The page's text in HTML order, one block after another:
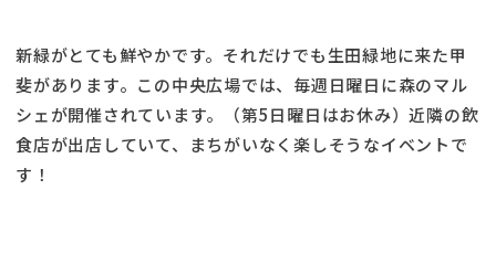
新緑がとても鮮やかです。それだけでも生田緑地に来た甲
斐があります。この中央広場では、毎週日曜日に森のマル
シェが開催されています。（第5日曜日はお休み）近隣の飲
食店が出店していて、まちがいなく楽しそうなイベントで
す！